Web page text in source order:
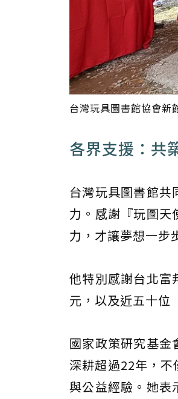
台灣玩具圖書館協會新
各界支援：共
台灣玩具圖書館
力。感謝『玩圖天
力，才讓夢想一步
他特別感謝台北富
元，以及近五十位
國家政策研究基金
深耕超過22年，
與公益經驗。她表